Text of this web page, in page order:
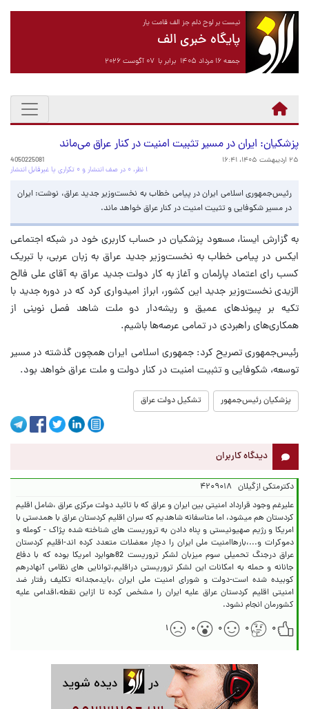
نیست بر لوح دلم جز الف قامت یار
پایگاه خبری الف
جمعه ۱۶ مرداد ۱۴۰۵ برابر با ۰۷ آگوست ۲۰۲۶
پزشکیان: ایران در مسیر تثبیت امنیت در کنار عراق می‌ماند
۲۵ اردیبهشت ۱۴۰۵، ۱۶:۴۱
4050225081
۱ نظر، ۰ در صف انتشار و ۰ تکراری یا غیرقابل انتشار
رئیس‌جمهوری اسلامی ایران در پیامی خطاب به نخست‌وزیر جدید عراق، نوشت: ایران
در مسیر شکوفایی و تثبیت امنیت در کنار عراق خواهد ماند.
به گزارش ایسنا، مسعود پزشکیان در حساب کاربری خود در شبکه اجتماعی
ایکس در پیامی خطاب به نخست‌وزیر جدید عراق به زبان عربی، با تبریک
کسب رای اعتماد پارلمان و آغاز به کار دولت جدید عراق به آقای علی فالح
الزیدی نخست‌وزیر جدید این کشور، ابراز امیدواری کرد که در دوره جدید با
تکیه بر پیوندهای عمیق و ریشه‌دار دو ملت شاهد فصل نوینی از
همکاری‌های راهبردی در تمامی عرصه‌ها باشیم.
رئیس‌جمهوری تصریح کرد: جمهوری اسلامی ایران همچون گذشته در مسیر
توسعه، شکوفایی و تثبیت امنیت در کنار دولت و ملت عراق خواهد بود.
پزشکیان رئیس‌جمهور تشکیل دولت عراق
دیدگاه کاربران
دکترمتکی ازگیلان ۴۲۰۹۰۱۸
علیرغم وجود قرارداد امنیتی بین ایران و عراق که با تائید دولت مرکزی عراق ،شامل اقلیم
کردستان هم میشود، اما متاسفانه شاهدیم که سران اقلیم کردستان عراق با همدستی با
امریکا و رژیم صهیونیستی و پناه دادن به تروریست های شناخته شده پژاک - کومله و
دموکرات و...،بارهاامنیت ملی ایران را دچار معضلات متعدد کرده اند-اقلیم کردستان
عراق درجنگ تحمیلی سوم میزبان لشکر تروریست 82هوابرد امریکا بوده که با دفاع
جانانه و حمله به امکانات این لشکر تروریستی دراقلیم،توانایی های نظامی آنهادرهم
کوبیده شده است-دولت و شورای امنیت ملی ایران ،بایدمجدانه تکلیف رفتار ضد
امنیتی اقلیم کردستان عراق علیه ایران را مشخص کرده تا ازاین نقطه،اقدامی علیه
کشورمان انجام نشود.
۰
۰ ۰ ۰ ۱